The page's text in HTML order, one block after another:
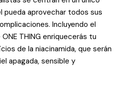
pueda aprovechar todos sus
Incluyendo el
THING enriquecerás tu
de la niacinamida, que serán
apagada, sensible y